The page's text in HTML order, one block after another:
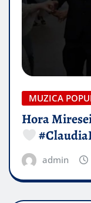
MUZICA
Hora
admin